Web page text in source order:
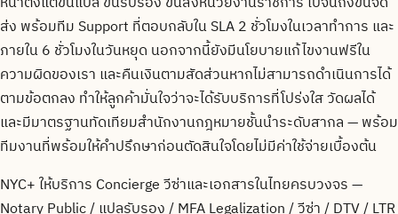
ส่ง พร้อมทีม Support ที่ตอบกลับใน SLA 2 ชั่วโมงในเวลาทำการ และ
ภายใน 6 ชั่วโมงในวันหยุด นอกจากนี้ยังมีนโยบายแก้ไขงานฟรีใน
ความผิดของเรา และคืนเงินตามสัดส่วนหากไม่สามารถดำเนินการได้
ตามข้อตกลง ทำให้ลูกค้ามั่นใจว่าจะได้รับบริการที่โปร่งใส วัดผลได้
และมีมาตรฐานทัดเทียมสำนักงานกฎหมายชั้นนำระดับสากล — พร้อม
ทีมงานที่พร้อมให้คำปรึกษาก่อนตัดสินใจโดยไม่มีค่าใช้จ่ายเบื้องต้น
NYC+ ให้บริการ Concierge วีซ่าและเอกสารในไทยครบวงจร —
Notary Public / แปลรับรอง / MFA Legalization / วีซ่า / DTV / LTR